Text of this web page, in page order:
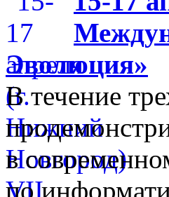
Эволюция»
В течение
в
по